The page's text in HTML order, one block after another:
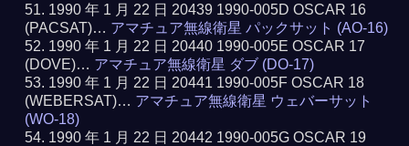
1990 年 1 月 22 日 20439 1990-005D OSCAR 16
(PACSAT)… アマチュア無線衛星 パックサット (AO-16)
1990 年 1 月 22 日 20440 1990-005E OSCAR 17
(DOVE)… アマチュア無線衛星 ダブ (DO-17)
1990 年 1 月 22 日 20441 1990-005F OSCAR 18
(WEBERSAT)… アマチュア無線衛星 ウェバーサット
(WO-18)
1990 年 1 月 22 日 20442 1990-005G OSCAR 19